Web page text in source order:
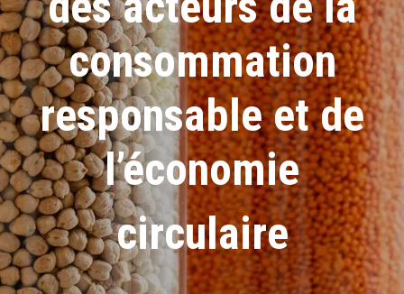
consommation
responsable et de
l’économie
circulaire